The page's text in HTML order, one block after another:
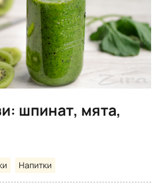
шпинат, мята,
Напитки